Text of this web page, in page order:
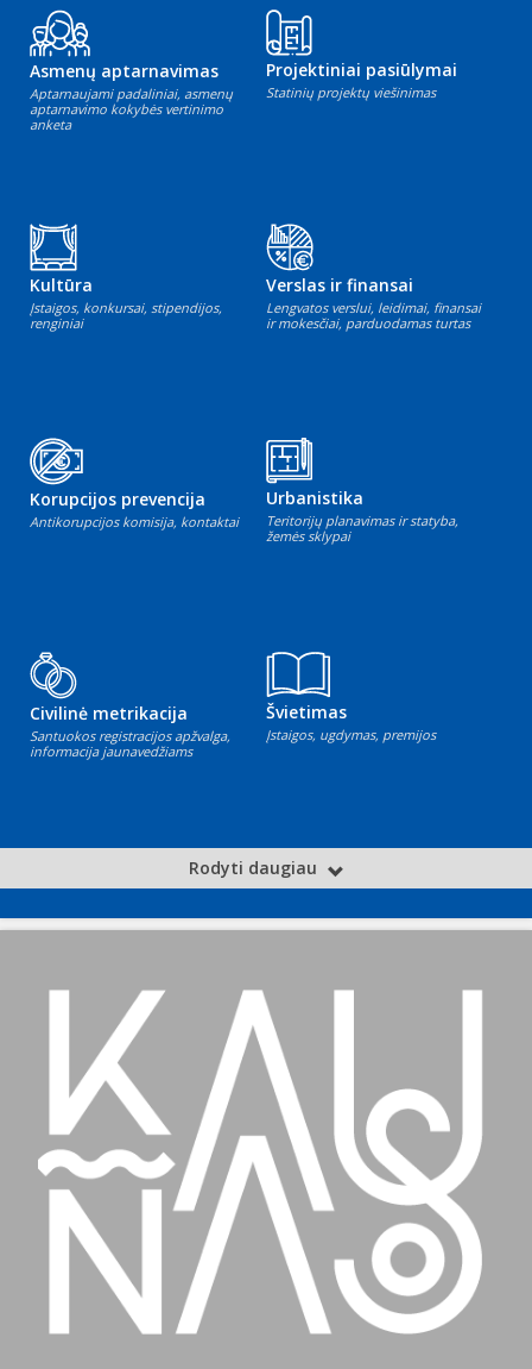
Asmenų aptarnavimas
Aptarnaujami padaliniai, asmenų
aptarnavimo kokybės vertinimo
anketa
Projektiniai pasiūlymai
Statinių projektų viešinimas
Kultūra
Įstaigos, konkursai, stipendijos,
renginiai
Verslas ir finansai
Lengvatos verslui, leidimai, finansai
ir mokesčiai, parduodamas turtas
Korupcijos prevencija
Antikorupcijos komisija, kontaktai
Urbanistika
Teritorijų planavimas ir statyba,
žemės sklypai
Civilinė metrikacija
Santuokos registracijos apžvalga,
informacija jaunavedžiams
Švietimas
Įstaigos, ugdymas, premijos
Rodyti daugiau